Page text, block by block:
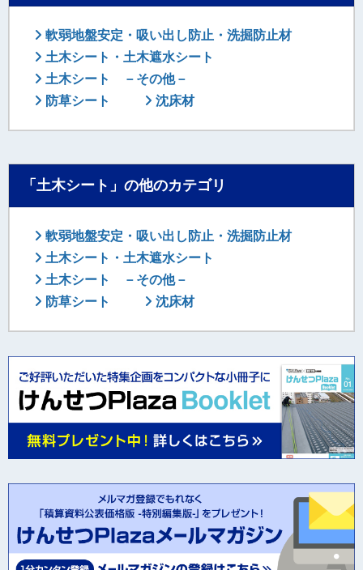
軟弱地盤安定・吸い出し防止・洗掘防止材
土木シート・土木遮水シート
土木シート －その他－
防草シート
沈床材
「土木シート」の他のカテゴリ
軟弱地盤安定・吸い出し防止・洗掘防止材
土木シート・土木遮水シート
土木シート －その他－
防草シート
沈床材